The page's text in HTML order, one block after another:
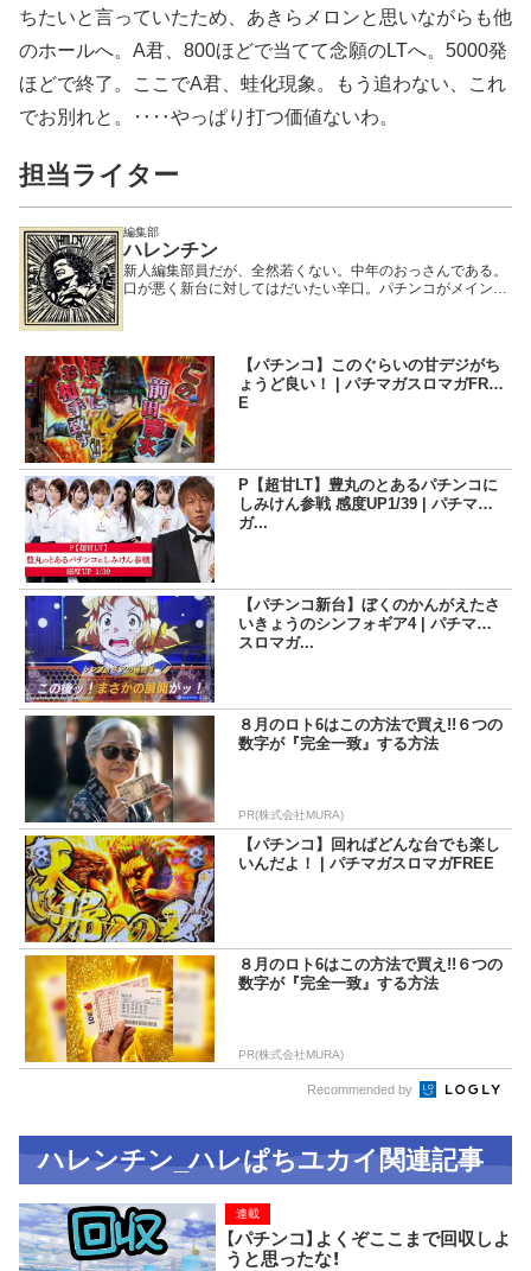
ちたいと言っていたため、あきらメロンと思いながらも他
のホールへ。A君、800ほどで当てて念願のLTへ。5000発
ほどで終了。ここでA君、蛙化現象。もう追わない、これ
でお別れと。‥‥やっぱり打つ価値ないわ。
担当ライター
編集部
ハレンチン
新人編集部員だが、全然若くない。中年のおっさんである。
口が悪く新台に対してはだいたい辛口。パチンコがメインで
【パチンコ】このぐらいの甘デジがち
ょうど良い！ | パチマガスロマガFRE
E
P【超甘LT】豊丸のとあるパチンコに
しみけん参戦 感度UP1/39 | パチマ
ガ...
【パチンコ新台】ぼくのかんがえたさ
いきょうのシンフォギア4 | パチマガ
スロマガ...
８月のロト6はこの方法で買え!!６つの
数字が『完全一致』する方法
PR(株式会社MURA)
【パチンコ】回ればどんな台でも楽し
いんだよ！ | パチマガスロマガFREE
８月のロト6はこの方法で買え!!６つの
数字が『完全一致』する方法
PR(株式会社MURA)
Recommended by
ハレンチン_ハレぱちユカイ関連記事
【パチンコ】よくぞここまで回収しよ
うと思ったな！
連載